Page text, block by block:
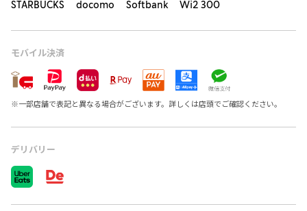
STARBUCKS docomo Softbank Wi2 300
モバイル決済
※一部店舗で表記と異なる場合がございます。詳しくは店頭でご確認ください。
デリバリー